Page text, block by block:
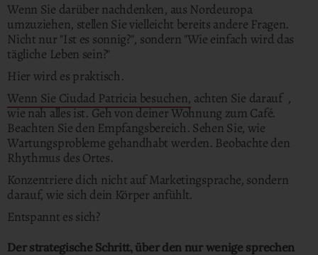
Wenn Sie darüber nachdenken, aus Nordeuropa
umzuziehen, stellen Sie vielleicht bereits andere Fragen.
Nicht nur "Ist es sonnig?", sondern "Wie einfach wird das
tägliche Leben sein?"
Hier wird es praktisch.
Wenn Sie Ciudad Patricia besuchen, achten Sie darauf ,
wie nah alles ist. Geh von deiner Wohnung zum Café.
Beachten Sie den Empfangsbereich. Sehen Sie, wie
Wartungsprobleme gehandhabt werden. Beobachte den
Rhythmus des Ortes.
Konzentriere dich nicht auf Marketingsprache, sondern
darauf, wie sich dein Körper anfühlt.
Entspannt es sich?
Der strategische Schritt, über den nur wenige sprechen